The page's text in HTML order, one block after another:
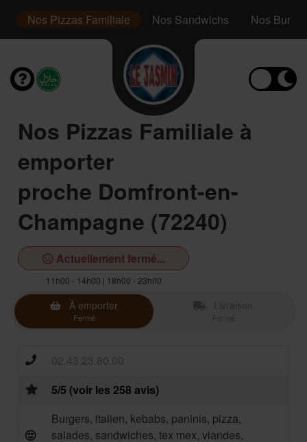
Nos Pizzas Familiale Nos Sandwichs Nos
Nos Pizzas Familiale à
emporter
proche Domfront-en-
Champagne (72240)
Actuellement fermé...
11h00 - 14h00 | 18h00 - 23h00
À emporter
Fermé
02.43.23.80.00
5/5 (voir les 258 avis)
Burgers, italien, kebabs, paninis, pizza,
salades, sandwiches, tex mex, viandes,